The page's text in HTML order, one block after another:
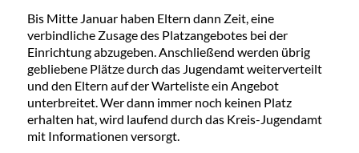
Bis Mitte Januar haben Eltern dann Zeit, eine
verbindliche Zusage des Platzangebotes bei der
Einrichtung abzugeben. Anschließend werden übrig
gebliebene Plätze durch das Jugendamt weiterverteilt
und den Eltern auf der Warteliste ein Angebot
unterbreitet. Wer dann immer noch keinen Platz
erhalten hat, wird laufend durch das Kreis-Jugendamt
mit Informationen versorgt.